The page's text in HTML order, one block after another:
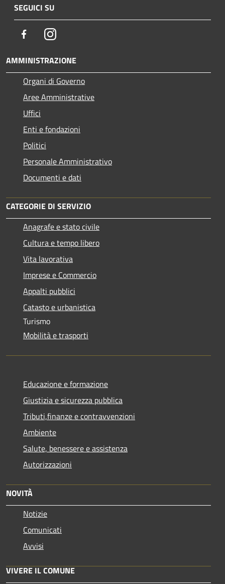
SEGUICI SU
FacebookInstagram
AMMINISTRAZIONE
Organi di Governo
Aree Amministrative
Uffici
Enti e fondazioni
Politici
Personale Amministrativo
Documenti e dati
CATEGORIE DI SERVIZIO
Anagrafe e stato civile
Cultura e tempo libero
Vita lavorativa
Imprese e Commercio
Appalti pubblici
Catasto e urbanistica
Turismo
Mobilità e trasporti
Educazione e formazione
Giustizia e sicurezza pubblica
Tributi,finanze e contravvenzioni
Ambiente
Salute, benessere e assistenza
Autorizzazioni
NOVITÀ
Notizie
Comunicati
Avvisi
VIVERE IL COMUNE